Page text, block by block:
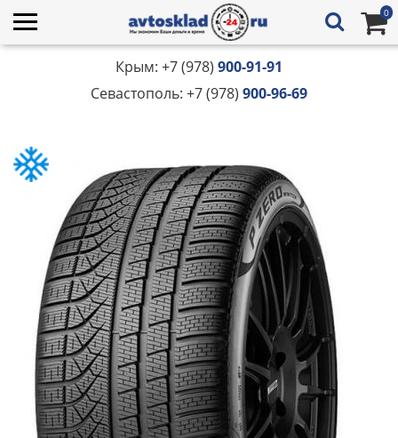
0
Крым: +7 (978) 900-91-91
Севастополь: +7 (978) 900-96-69